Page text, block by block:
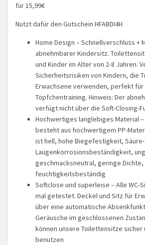
für 15,99€
Nutzt dafür den Gutschein HFABDI4H
Home Design – Schnellverschluss +
abnehmbarer Kindersitz.
und Kinder im Alter von 2-8 Jahren.
Sicherheitsrisiken von Kindern, die
Erwachsene verwenden, perfekt für
Töpfchentraining. Hinweis: Der
verfügt nicht über die Soft-Closing-
Hochwertiges langlebiges Material
besteht aus hochwertigem PP-
ist hell, hohe Biegefestigkeit, Säure-
Laugenkorrosionsbeständigkeit,
geschmacksneutral, geringe
feuchtigkeitsbeständig
Softclose und superleise – Alle WC-
mal getestet. Deckel und Sitz für
über eine automatische
Geräusche im geschlossenen
können unsere Toilettensitze sicher
benutzen